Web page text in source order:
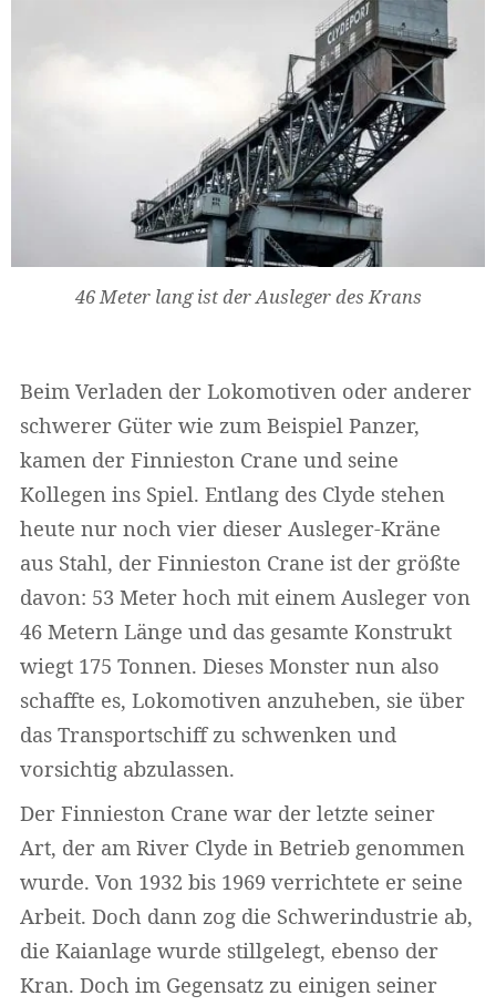
46 Meter lang ist der Ausleger des Krans
Beim Verladen der Lokomotiven oder anderer
schwerer Güter wie zum Beispiel Panzer,
kamen der Finnieston Crane und seine
Kollegen ins Spiel. Entlang des Clyde stehen
heute nur noch vier dieser Ausleger-Kräne
aus Stahl, der Finnieston Crane ist der größte
davon: 53 Meter hoch mit einem Ausleger von
46 Metern Länge und das gesamte Konstrukt
wiegt 175 Tonnen. Dieses Monster nun also
schaffte es, Lokomotiven anzuheben, sie über
das Transportschiff zu schwenken und
vorsichtig abzulassen.
Der Finnieston Crane war der letzte seiner
Art, der am River Clyde in Betrieb genommen
wurde. Von 1932 bis 1969 verrichtete er seine
Arbeit. Doch dann zog die Schwerindustrie ab,
die Kaianlage wurde stillgelegt, ebenso der
Kran. Doch im Gegensatz zu einigen seiner